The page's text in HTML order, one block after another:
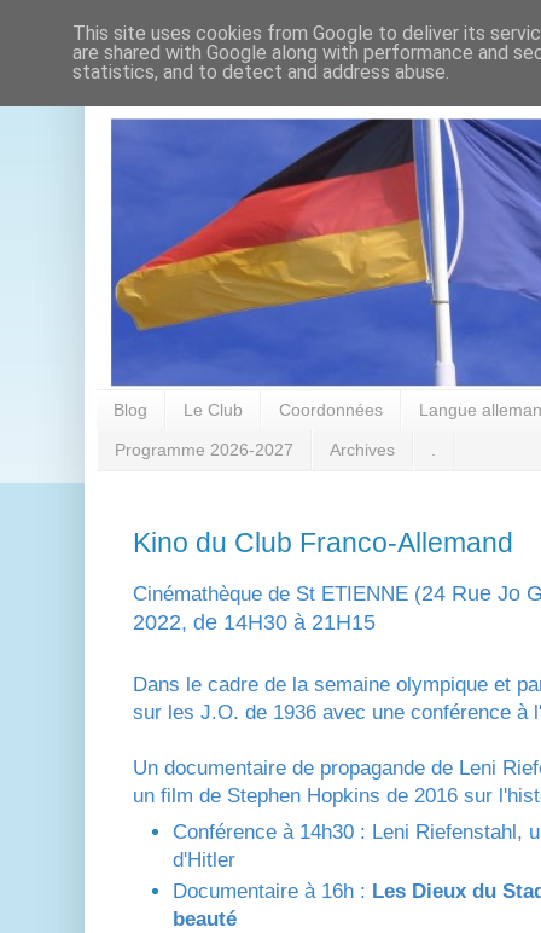
Blog Le Club Coordonnées Langue
Programme 2026-2027 Archives
Kino du Club Franco-Allemand
Cinémathèque de St ETIENNE (24 Rue Jo
2022, de 14H30 à 21H15
Dans le cadre de la semaine olympique et
sur les J.O. de 1936 avec une conférence à
Un documentaire de propagande de Leni
un film de Stephen Hopkins de 2016 sur
Conférence à 14h30 : Leni Riefenstahl,
d'Hitler
Documentaire à 16h : Les Dieux du
beauté
This site uses cookies from Google to deliver its
are shared with Google along with performance and
statistics, and to detect and address abuse.